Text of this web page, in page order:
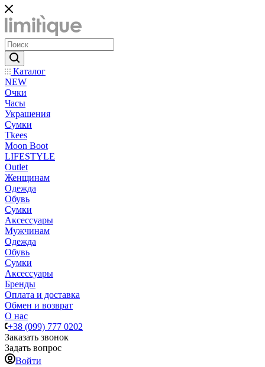
Каталог
NEW
Очки
Часы
Украшения
Сумки
Tkees
Moon Boot
LIFESTYLE
Outlet
Женщинам
Одежда
Обувь
Сумки
Аксессуары
Мужчинам
Одежда
Обувь
Сумки
Аксессуары
Бренды
Оплата и доставка
Обмен и возврат
О нас
+38 (099) 777 0202
Заказать звонок
Задать вопрос
Войти